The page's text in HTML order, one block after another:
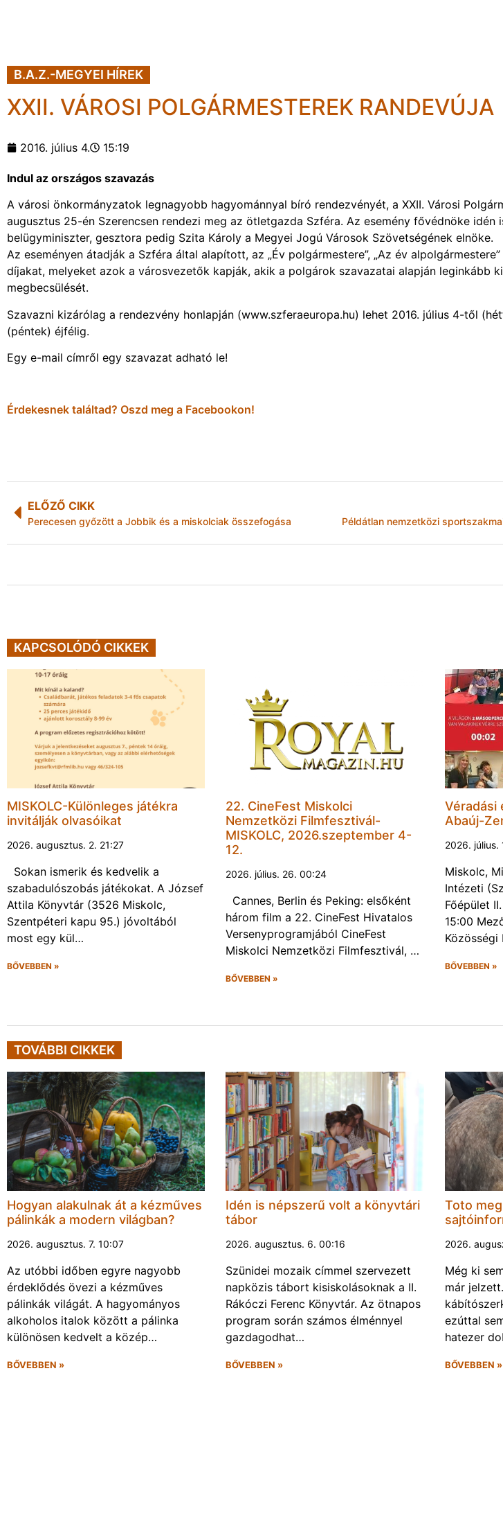
B.A.Z.-MEGYEI HÍREK
XXII. VÁROSI POLGÁRMESTEREK RANDEVÚJA
2016. július 4. 15:19
Indul az országos szavazás
A városi önkormányzatok legnagyobb hagyománnyal bíró rendezvényét, a XXII. Városi
augusztus 25-én Szerencsen rendezi meg az ötletgazda Szféra. Az esemény fővédnöke idén
belügyminiszter, gesztora pedig Szita Károly a Megyei Jogú Városok Szövetségének elnöke.
Az eseményen átadják a Szféra által alapított, az „Év polgármestere”, „Az év alpolgármestere”
díjakat, melyeket azok a városvezetők kapják, akik a polgárok szavazatai alapján leginkább
megbecsülését.
Szavazni kizárólag a rendezvény honlapján (www.szferaeuropa.hu) lehet 2016. július 4-től
(péntek) éjfélig.
Egy e-mail címről egy szavazat adható le!
Érdekesnek találtad? Oszd meg a Facebookon!
ELŐZŐ CIKK
Perecesen győzött a Jobbik és a miskolciak összefogása
KAPCSOLÓDÓ CIKKEK
MISKOLC-Különleges játékra
invitálják olvasóikat
2026. augusztus. 2. 21:27
Sokan ismerik és kedvelik a
szabadulószobás játékokat. A József
Attila Könyvtár (3526 Miskolc,
Szentpéteri kapu 95.) jóvoltából
most egy kül…
BŐVEBBEN »
22. CineFest Miskolci
Nemzetközi Filmfesztivál-
MISKOLC, 2026.szeptember 4-
12.
2026. július. 26. 00:24
Cannes, Berlin és Peking: elsőként
három film a 22. CineFest Hivatalos
Versenyprogramjából CineFest
Miskolci Nemzetközi Filmfesztivál, …
BŐVEBBEN »
Véradási
Abaúj-
2026. július.
Miskolc,
Intézeti
Főépület
15:00
Közösségi
BŐVEBBEN »
TOVÁBBI CIKKEK
Hogyan alakulnak át a kézműves
pálinkák a modern világban?
2026. augusztus. 7. 10:07
Az utóbbi időben egyre nagyobb
érdeklődés övezi a kézműves
pálinkák világát. A hagyományos
alkoholos italok között a pálinka
különösen kedvelt a közép…
BŐVEBBEN »
Idén is népszerű volt a könyvtári
tábor
2026. augusztus. 6. 00:16
Szünidei mozaik címmel szervezett
napközis tábort kisiskolásoknak a II.
Rákóczi Ferenc Könyvtár. Az ötnapos
program során számos élménnyel
gazdagodhat…
BŐVEBBEN »
Toto
2026.
Még ki
már
ezúttal
hatezer
BŐVEBBEN »